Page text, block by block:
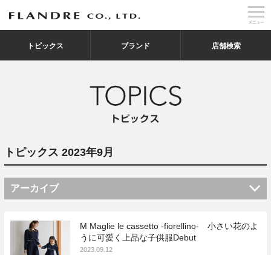
トピックス ブランド 店舗検索
トピックス 2023年9月
アーカイブ
M Maglie le cassetto -fiorellino- 小さい花のよ
うに可愛く上品な子供服Debut
2023.09.12